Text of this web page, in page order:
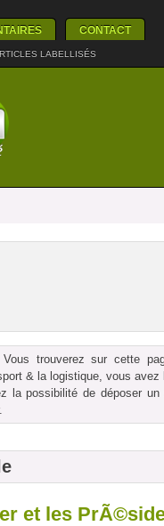
CONTACT
LABELLISÉS
trouverez sur cette
& la logistique, vous
la possibilité de déposer
et les